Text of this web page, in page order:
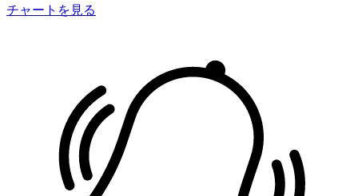
チャートを見る